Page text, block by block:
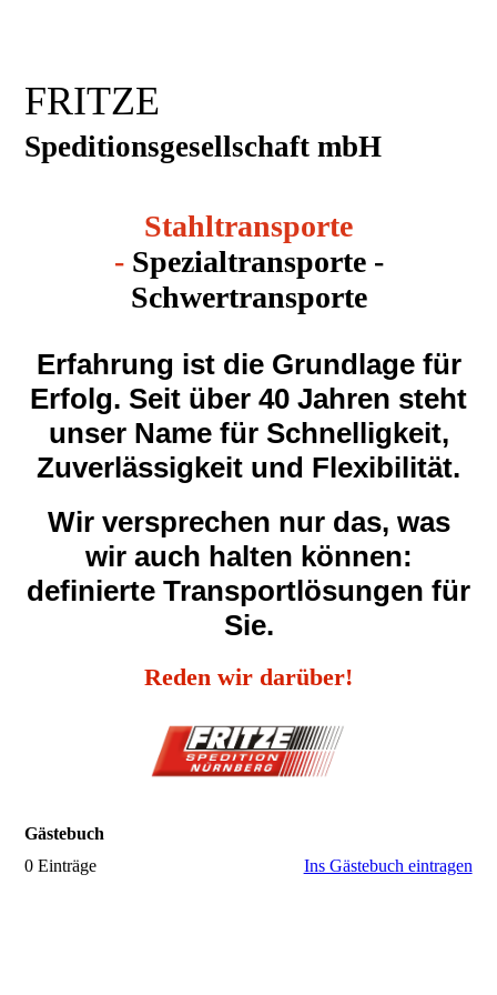
FRITZE
Speditionsgesellschaft mbH
Stahltransporte
- Spezialtransporte -
Schwertransporte
Erfahrung ist die Grundlage für
Erfolg. Seit über 40 Jahren steht
unser Name für Schnelligkeit,
Zuverlässigkeit und Flexibilität.
Wir versprechen nur das, was
wir auch halten können:
definierte Transportlösungen für
Sie.
Reden wir darüber!
Gästebuch
0 Einträge
Ins Gästebuch eintragen